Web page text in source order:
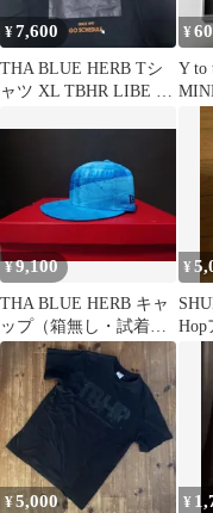
¥7,600
THA BLUE HERB Tシ
ャツ XL TBHR LIBE ブ
¥
Y to
¥9,100
THA BLUE HERB キャ
ップ（箱無し・試着の
み）
¥
Hop
¥5,000 ¥